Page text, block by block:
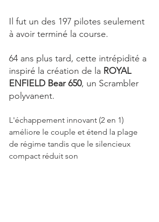
Il fut un des 197 pilotes seulement
à avoir terminé la course.
64 ans plus tard, cette intrépidité a
inspiré la création de la ROYAL
ENFIELD Bear 650, un Scrambler
polyvanent.
L'échappement innovant (2 en 1)
améliore le couple et étend la plage
de régime tandis que le silencieux
compact réduit son